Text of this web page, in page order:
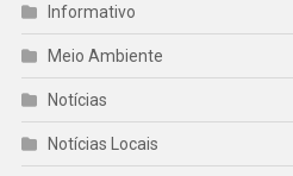
Informativo
Meio Ambiente
Notícias
Notícias Locais